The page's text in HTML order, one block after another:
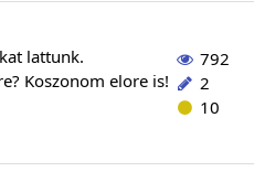
lattunk.
Koszonom elore is!
792
2
10